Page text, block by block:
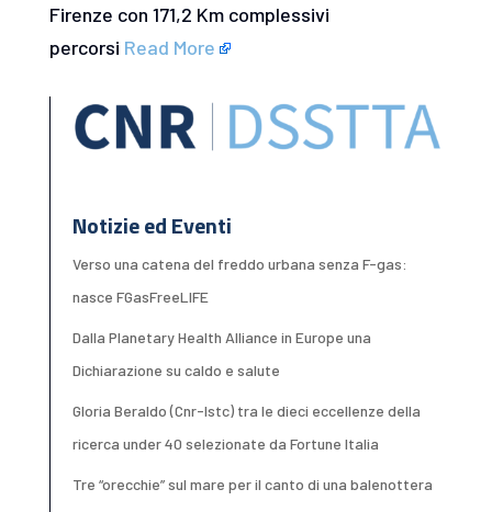
Firenze con 171,2 Km complessivi
percorsi Read More
Notizie ed Eventi
Verso una catena del freddo urbana senza F-gas:
nasce FGasFreeLIFE
Dalla Planetary Health Alliance in Europe una
Dichiarazione su caldo e salute
Gloria Beraldo (Cnr-Istc) tra le dieci eccellenze della
ricerca under 40 selezionate da Fortune Italia
Tre “orecchie” sul mare per il canto di una balenottera